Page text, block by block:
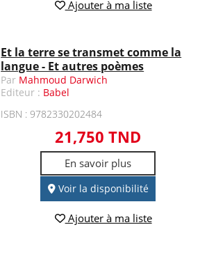
Ajouter à ma liste
Et la terre se transmet comme la
langue - Et autres poèmes
Par Mahmoud Darwich
Editeur : Babel
ISBN : 9782330202484
21,750 TND
En savoir plus
Voir la disponibilité
Ajouter à ma liste